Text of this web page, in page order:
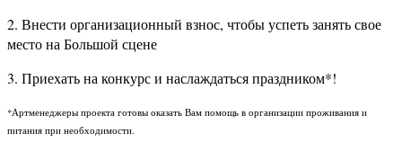
2. Внести организационный взнос, чтобы успеть занять свое
место на Большой сцене
3. Приехать на конкурс и наслаждаться праздником*!
*Артменеджеры проекта готовы оказать Вам помощь в организации проживания и
питания при необходимости.